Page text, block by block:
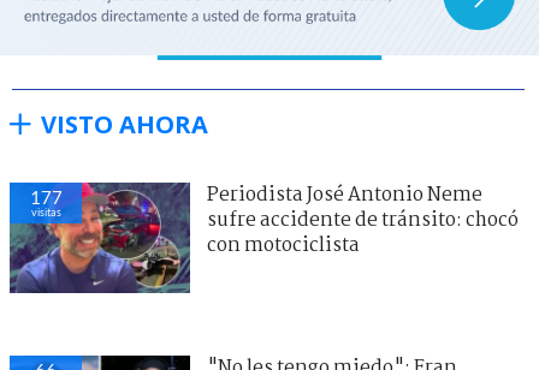
VISTO AHORA
177
visitas
Periodista José Antonio Neme
sufre accidente de tránsito: chocó
con motociclista